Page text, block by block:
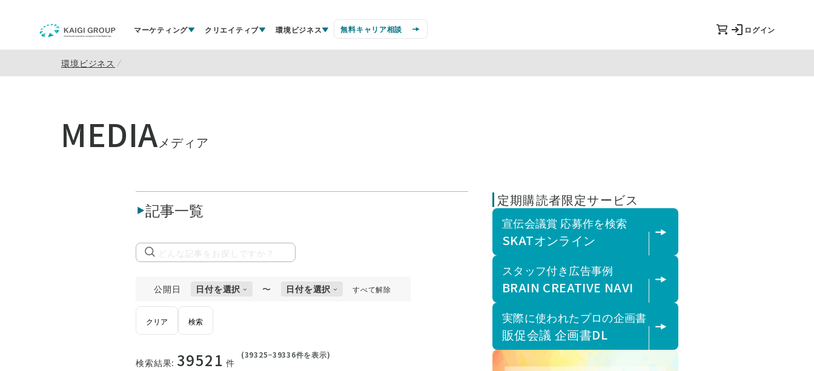
マーケティング クリエイティブ 環境ビジネス 無料キャリア相談 ログイン
環境ビジネス
MEDIAメディア
記事一覧
検索結果: 39521 件
(39325−39336件を表示)
公開日 日付を選択 〜 日付を選択 すべて解除
クリア 検索
定期購読者限定サービス
宣伝会議賞 応募作を検索
SKATオンライン
スタッフ付き広告事例
BRAIN CREATIVE NAVI
実際に使われたプロの企画書
販促会議 企画書DL